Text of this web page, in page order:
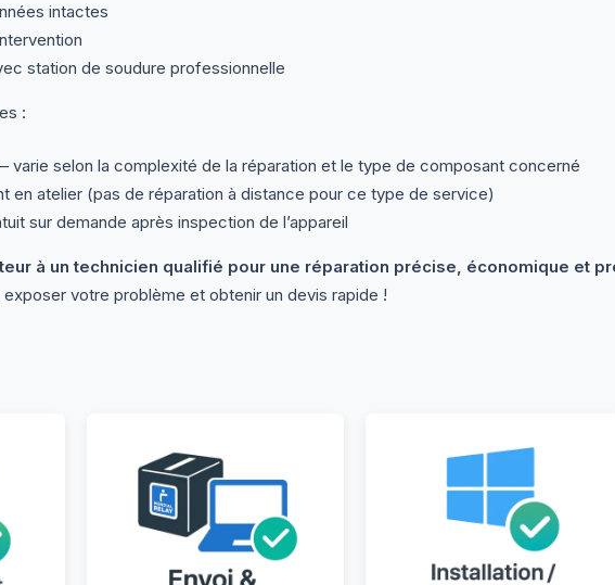
intactes
station de soudure professionnelle
:
varie selon la complexité de la réparation et le type de composant concerné
en atelier (pas de réparation à distance pour ce type de service)
sur demande après inspection de l’appareil
à un technicien qualifié pour une réparation précise, économique et
exposer votre problème et obtenir un devis rapide !